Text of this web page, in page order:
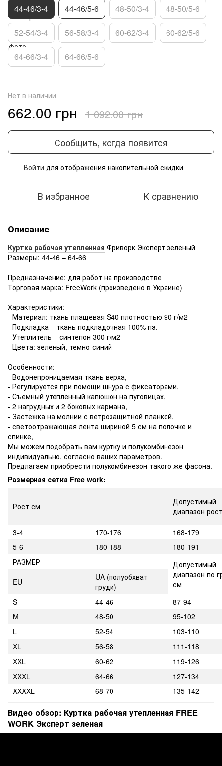
44-46/3-4 44-46/5-6 48-50/3-4 48-50/5-6
52-54/3-4 56-58/3-4 60-62/3-4 60-62/5-6
64-66/3-4 64-66/5-6
Нет в наличии
662.00 грн 1 092.00 грн
Сообщить, когда появится
Войти для отображения накопительной скидки
В избранное К сравнению
Описание
Куртка рабочая утепленная Фриворк Эксперт зеленый
Размеры: 44-46 – 64-66
Предназначение: для работ на производстве
Торговая марка: FreeWork (произведено в Украине)
Характеристики:
- Материал: ткань плащевая S40 плотностью 90 г/м2
- Подкладка – ткань подкладочная 100% пэ.
- Утеплитель – синтепон 300 г/м2
- Цвета: зеленый, темно-синий
Особенности:
- Водонепроницаемая ткань верха,
- Регулируется при помощи шнура с фиксаторами,
- Съемный утепленный капюшон на пуговицах,
- 2 нагрудных и 2 боковых кармана,
- Застежка на молнии с ветрозащитной планкой,
- светоотражающая лента шириной 5 см на полочке и
спинке,
Мы можем подобрать вам куртку и полукомбинезон
индивидуально, согласно ваших параметров.
Предлагаем приобрести полукомбинезон такого же фасона.
Размерная сетка Free work:
Рост см
Допустимый
диапазон
3-4 170-176
168-179
5-6
180-188
180-191
РАЗМЕР
Допустимый
диапазон по
см
EU UA (полуобхват
груди)
S
44-46
87-94
M
48-50
95-102
L
52-54
103-110
XL
56-58
111-118
XXL
60-62
119-126
XXXL
64-66
127-134
XXXXL
68-70 135-142
Видео обзор: Куртка рабочая утепленная FREE
WORK Эксперт зеленая